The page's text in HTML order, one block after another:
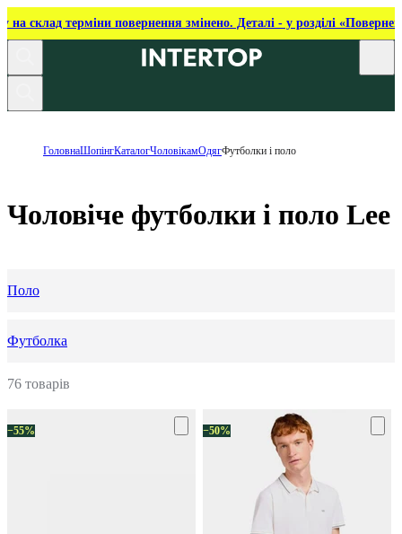
на склад терміни повернення змінено. Деталі - у розділі
ГоловнаШопінгКаталогЧоловікамОдягФутболки і поло
Чоловіче футболки і поло Lee
Поло
Футболка
76 товарів
−55% −50%